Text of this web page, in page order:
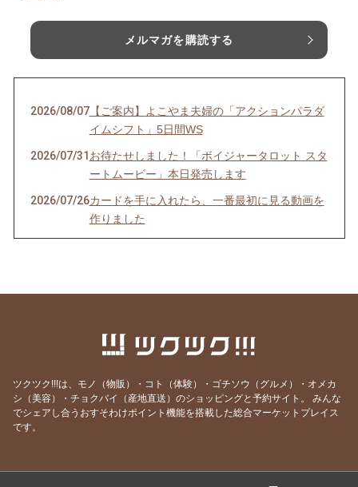
メルマガを購読する
2026/08/07【ご案内】よこやま夫婦の「アクションパラダ
イムシフト」5日間WS
2026/07/31 お待たせしました！「ボイジャータロット スタ
ートムービー」本日発売します
2026/07/26カードを手に入れたら、一番最初に見る動画を
作りました
魂の声、聞こえてる？ゆうあか個別説明会受付
2026/07/02緩んで、許して、委ねて、そしてみんなで豊か
になる。そんな場を作ります。
2026/07/01
ツクツク!!!は、モノ（物販）・コト（体験）・ゴチソウ（グルメ）・オメカ
シ（美容）・チョクバイ（産地直送）のショッピングと予約サイト。
みんな
でシェアし合うおすそわけポイント機能を搭載した総合マーケットプレイス
です。